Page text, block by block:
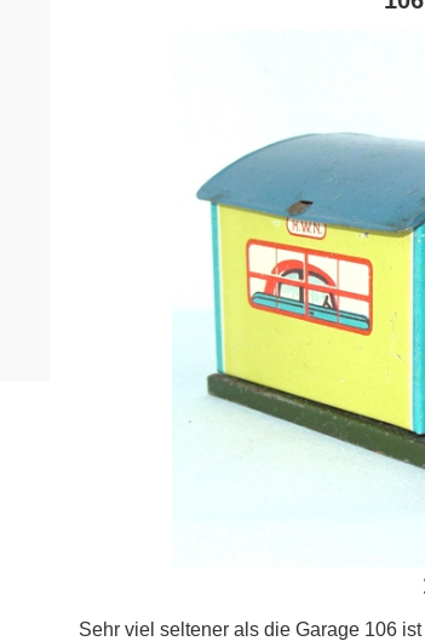
Sehr viel seltener als die Garage 106